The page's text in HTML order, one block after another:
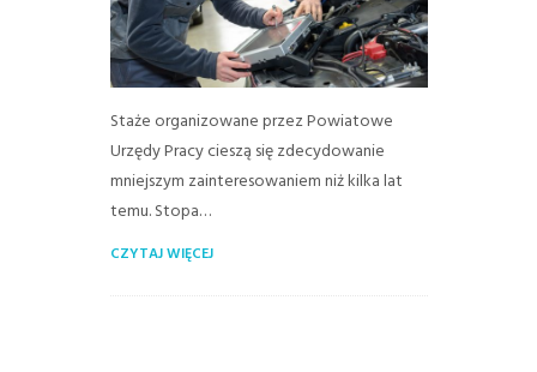
Staże organizowane przez Powiatowe
Urzędy Pracy cieszą się zdecydowanie
mniejszym zainteresowaniem niż kilka lat
temu. Stopa…
CZYTAJ WIĘCEJ